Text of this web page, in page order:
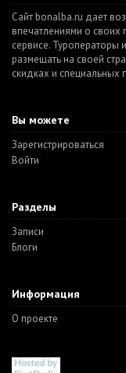
Сайт bonalba.ru дает
впечатлениями о своих
сервисе. Туроператоры
размещать на своей
скидках и специальных
Вы можете
Зарегистрироваться
Войти
Разделы
Записи
Блоги
Информация
О проекте